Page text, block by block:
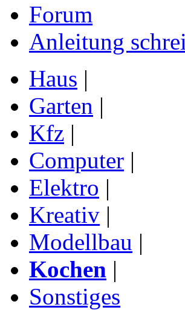
Forum
Anleitung
Haus |
Garten |
Kfz |
Computer |
Elektro |
Kreativ |
Modellbau |
Kochen |
Sonstiges